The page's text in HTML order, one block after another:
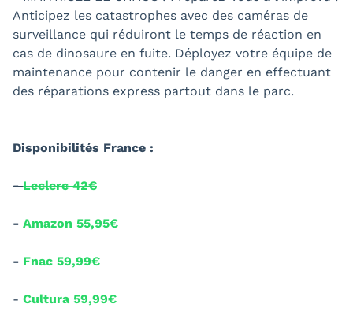
Anticipez les catastrophes avec des caméras de
surveillance qui réduiront le temps de réaction en
cas de dinosaure en fuite. Déployez votre équipe de
maintenance pour contenir le danger en effectuant
des réparations express partout dans le parc.
Disponibilités France :
-Leclerc 42€
- Amazon 55,95€
- Fnac 59,99€
- Cultura 59,99€